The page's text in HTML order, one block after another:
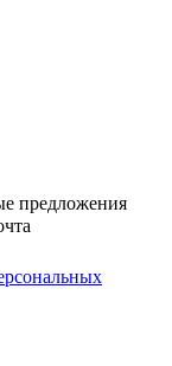
предложения